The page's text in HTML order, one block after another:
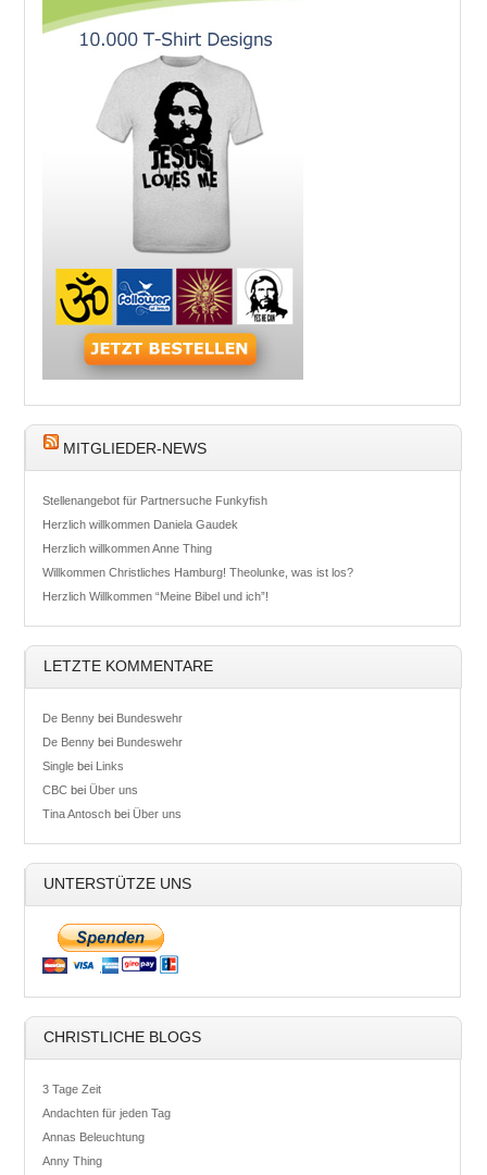
MITGLIEDER-NEWS
Stellenangebot für Partnersuche Funkyfish
Herzlich willkommen Daniela Gaudek
Herzlich willkommen Anne Thing
Willkommen Christliches Hamburg! Theolunke, was ist los?
Herzlich Willkommen “Meine Bibel und ich”!
LETZTE KOMMENTARE
De Benny bei Bundeswehr
De Benny bei Bundeswehr
Single bei Links
CBC beiÜber uns
Tina Antosch beiÜber uns
UNTERSTÜTZE UNS
CHRISTLICHE BLOGS
3 Tage Zeit
Andachten für jeden Tag
Annas Beleuchtung
Anny Thing